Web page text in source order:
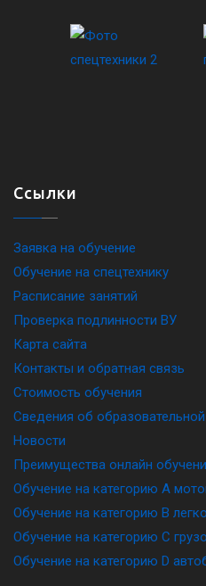
Ссылки
Заявка на обучение
Обучение на спецтехнику
Расписание занятий
Проверка подлинности ВУ
Карта сайта
Контакты и обратная связь
Стоимость обучения
Сведения об
Новости
Преимущества онлайн
Обучение на категорию A
Обучение на категорию B
Обучение на категорию C
Обучение на категорию D